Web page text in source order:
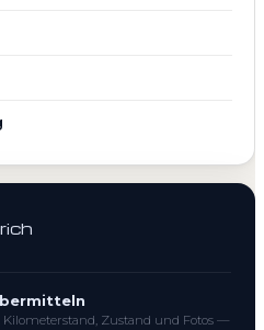
Kilometerstand, Zustand und Fotos —